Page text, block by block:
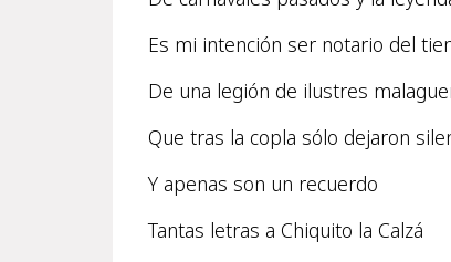
Es mi intención ser notario del
De una legión de ilustres
Que tras la copla sólo dejaron
Y apenas son un recuerdo
Tantas letras a Chiquito la Calzá